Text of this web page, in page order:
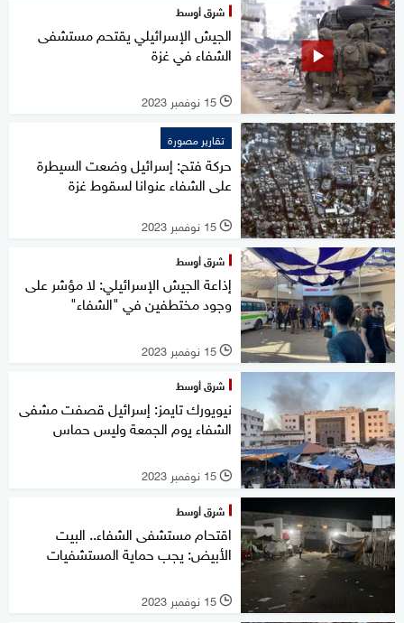
شرق أوسط
الجيش الإسرائيلي يقتحم مستشفى
الشفاء في غزة
l 15 نوفمبر 2023
تقارير مصورة
حركة فتح: إسرائيل وضعت السيطرة
على الشفاء عنوانا لسقوط غزة
l 15 نوفمبر 2023
شرق أوسط
إذاعة الجيش الإسرائيلي: لا مؤشر على
وجود مختطفين في "الشفاء"
l 15 نوفمبر 2023
شرق أوسط
نيويورك تايمز: إسرائيل قصفت مشفى
الشفاء يوم الجمعة وليس حماس
l 15 نوفمبر 2023
شرق أوسط
اقتحام مستشفى الشفاء.. البيت
الأبيض: يجب حماية المستشفيات
l 15 نوفمبر 2023